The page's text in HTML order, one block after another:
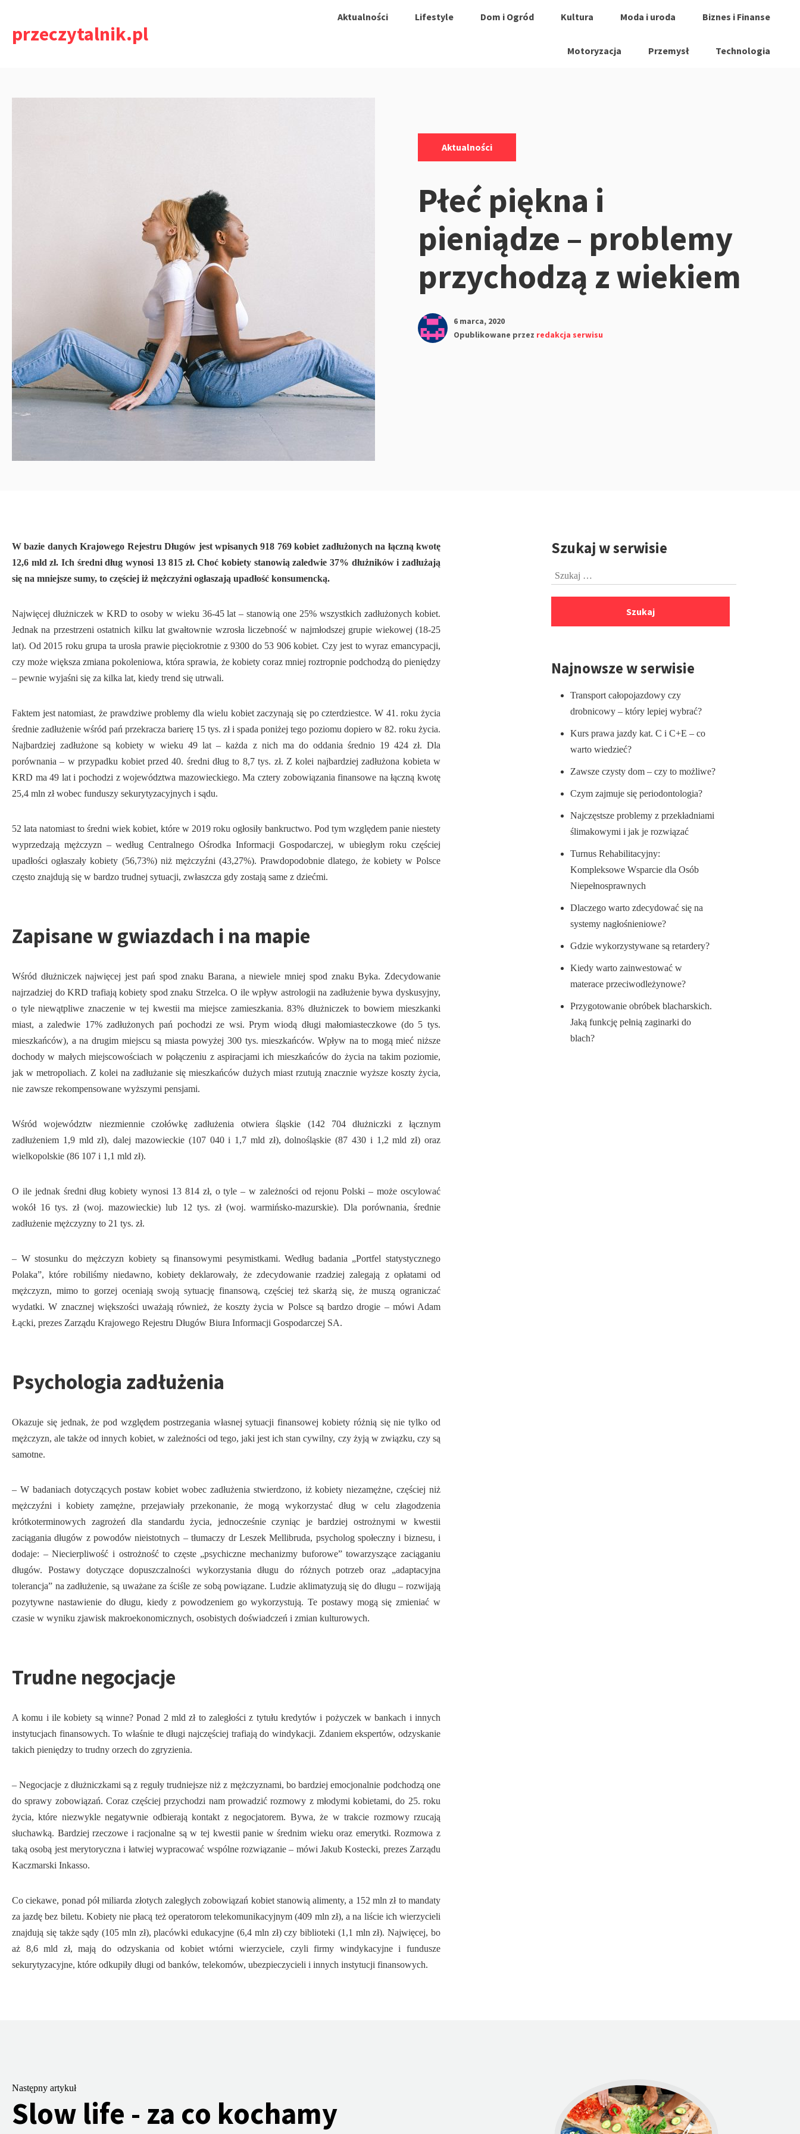
treściprzeczytalnik.pl
Aktualności Lifestyle Dom i Ogród Kultura Moda i uroda Biznes i Finanse
Motoryzacja Przemysł Technologia
Aktualności
Płeć piękna i
pieniądze – problemy
przychodzą z wiekiem
6 marca, 2020
Opublikowane przez redakcja serwisu
W bazie danych Krajowego Rejestru Długów jest wpisanych 918 769 kobiet zadłużonych na łączną kwotę
12,6 mld zł. Ich średni dług wynosi 13 815 zł. Choć kobiety stanowią zaledwie 37% dłużników i zadłużają
się na mniejsze sumy, to częściej iż mężczyźni ogłaszają upadłość konsumencką.
Najwięcej dłużniczek w KRD to osoby w wieku 36-45 lat – stanowią one 25% wszystkich zadłużonych kobiet.
Jednak na przestrzeni ostatnich kilku lat gwałtownie wzrosła liczebność w najmłodszej grupie wiekowej (18-25
lat). Od 2015 roku grupa ta urosła prawie pięciokrotnie z 9300 do 53 906 kobiet. Czy jest to wyraz emancypacji,
czy może większa zmiana pokoleniowa, która sprawia, że kobiety coraz mniej roztropnie podchodzą do pieniędzy
– pewnie wyjaśni się za kilka lat, kiedy trend się utrwali.
Faktem jest natomiast, że prawdziwe problemy dla wielu kobiet zaczynają się po czterdziestce. W 41. roku życia
średnie zadłużenie wśród pań przekracza barierę 15 tys. zł i spada poniżej tego poziomu dopiero w 82. roku życia.
Najbardziej zadłużone są kobiety w wieku 49 lat – każda z nich ma do oddania średnio 19 424 zł. Dla
porównania – w przypadku kobiet przed 40. średni dług to 8,7 tys. zł. Z kolei najbardziej zadłużona kobieta w
KRD ma 49 lat i pochodzi z województwa mazowieckiego. Ma cztery zobowiązania finansowe na łączną kwotę
25,4 mln zł wobec funduszy sekurytyzacyjnych i sądu.
52 lata natomiast to średni wiek kobiet, które w 2019 roku ogłosiły bankructwo. Pod tym względem panie niestety
wyprzedzają mężczyzn – według Centralnego Ośrodka Informacji Gospodarczej, w ubiegłym roku częściej
upadłości ogłaszały kobiety (56,73%) niż mężczyźni (43,27%). Prawdopodobnie dlatego, że kobiety w Polsce
często znajdują się w bardzo trudnej sytuacji, zwłaszcza gdy zostają same z dziećmi.
Zapisane w gwiazdach i na mapie
Wśród dłużniczek najwięcej jest pań spod znaku Barana, a niewiele mniej spod znaku Byka. Zdecydowanie
najrzadziej do KRD trafiają kobiety spod znaku Strzelca. O ile wpływ astrologii na zadłużenie bywa dyskusyjny,
o tyle niewątpliwe znaczenie w tej kwestii ma miejsce zamieszkania. 83% dłużniczek to bowiem mieszkanki
miast, a zaledwie 17% zadłużonych pań pochodzi ze wsi. Prym wiodą długi małomiasteczkowe (do 5 tys.
mieszkańców), a na drugim miejscu są miasta powyżej 300 tys. mieszkańców. Wpływ na to mogą mieć niższe
dochody w małych miejscowościach w połączeniu z aspiracjami ich mieszkańców do życia na takim poziomie,
jak w metropoliach. Z kolei na zadłużanie się mieszkańców dużych miast rzutują znacznie wyższe koszty życia,
nie zawsze rekompensowane wyższymi pensjami.
Wśród województw niezmiennie czołówkę zadłużenia otwiera śląskie (142 704 dłużniczki z łącznym
zadłużeniem 1,9 mld zł), dalej mazowieckie (107 040 i 1,7 mld zł), dolnośląskie (87 430 i 1,2 mld zł) oraz
wielkopolskie (86 107 i 1,1 mld zł).
O ile jednak średni dług kobiety wynosi 13 814 zł, o tyle – w zależności od rejonu Polski – może oscylować
wokół 16 tys. zł (woj. mazowieckie) lub 12 tys. zł (woj. warmińsko-mazurskie). Dla porównania, średnie
zadłużenie mężczyzny to 21 tys. zł.
– W stosunku do mężczyzn kobiety są finansowymi pesymistkami. Według badania „Portfel statystycznego
Polaka”, które robiliśmy niedawno, kobiety deklarowały, że zdecydowanie rzadziej zalegają z opłatami od
mężczyzn, mimo to gorzej oceniają swoją sytuację finansową, częściej też skarżą się, że muszą ograniczać
wydatki. W znacznej większości uważają również, że koszty życia w Polsce są bardzo drogie – mówi Adam
Łącki, prezes Zarządu Krajowego Rejestru Długów Biura Informacji Gospodarczej SA.
Psychologia zadłużenia
Okazuje się jednak, że pod względem postrzegania własnej sytuacji finansowej kobiety różnią się nie tylko od
mężczyzn, ale także od innych kobiet, w zależności od tego, jaki jest ich stan cywilny, czy żyją w związku, czy są
samotne.
– W badaniach dotyczących postaw kobiet wobec zadłużenia stwierdzono, iż kobiety niezamężne, częściej niż
mężczyźni i kobiety zamężne, przejawiały przekonanie, że mogą wykorzystać dług w celu złagodzenia
krótkoterminowych zagrożeń dla standardu życia, jednocześnie czyniąc je bardziej ostrożnymi w kwestii
zaciągania długów z powodów nieistotnych – tłumaczy dr Leszek Mellibruda, psycholog społeczny i biznesu, i
dodaje: – Niecierpliwość i ostrożność to częste „psychiczne mechanizmy buforowe” towarzyszące zaciąganiu
długów. Postawy dotyczące dopuszczalności wykorzystania długu do różnych potrzeb oraz „adaptacyjna
tolerancja” na zadłużenie, są uważane za ściśle ze sobą powiązane. Ludzie aklimatyzują się do długu – rozwijają
pozytywne nastawienie do długu, kiedy z powodzeniem go wykorzystują. Te postawy mogą się zmieniać w
czasie w wyniku zjawisk makroekonomicznych, osobistych doświadczeń i zmian kulturowych.
Trudne negocjacje
A komu i ile kobiety są winne? Ponad 2 mld zł to zaległości z tytułu kredytów i pożyczek w bankach i innych
instytucjach finansowych. To właśnie te długi najczęściej trafiają do windykacji. Zdaniem ekspertów, odzyskanie
takich pieniędzy to trudny orzech do zgryzienia.
– Negocjacje z dłużniczkami są z reguły trudniejsze niż z mężczyznami, bo bardziej emocjonalnie podchodzą one
do sprawy zobowiązań. Coraz częściej przychodzi nam prowadzić rozmowy z młodymi kobietami, do 25. roku
życia, które niezwykle negatywnie odbierają kontakt z negocjatorem. Bywa, że w trakcie rozmowy rzucają
słuchawką. Bardziej rzeczowe i racjonalne są w tej kwestii panie w średnim wieku oraz emerytki. Rozmowa z
taką osobą jest merytoryczna i łatwiej wypracować wspólne rozwiązanie – mówi Jakub Kostecki, prezes Zarządu
Kaczmarski Inkasso.
Co ciekawe, ponad pół miliarda złotych zaległych zobowiązań kobiet stanowią alimenty, a 152 mln zł to mandaty
za jazdę bez biletu. Kobiety nie płacą też operatorom telekomunikacyjnym (409 mln zł), a na liście ich wierzycieli
znajdują się także sądy (105 mln zł), placówki edukacyjne (6,4 mln zł) czy biblioteki (1,1 mln zł). Najwięcej, bo
aż 8,6 mld zł, mają do odzyskania od kobiet wtórni wierzyciele, czyli firmy windykacyjne i fundusze
sekurytyzacyjne, które odkupiły długi od banków, telekomów, ubezpieczycieli i innych instytucji finansowych.
PrzejdźSzukaj w serwisie
Szukaj:
Najnowsze w serwisie
Transport całopojazdowy czy
drobnicowy – który lepiej wybrać?
Kurs prawa jazdy kat. C i C+E – co
warto wiedzieć?
Zawsze czysty dom – czy to możliwe?
Czym zajmuje się periodontologia?
Najczęstsze problemy z przekładniami
ślimakowymi i jak je rozwiązać
Turnus Rehabilitacyjny:
Kompleksowe Wsparcie dla Osób
Niepełnosprawnych
Dlaczego warto zdecydować się na
systemy nagłośnieniowe?
Gdzie wykorzystywane są retardery?
Kiedy warto zainwestować w
materace przeciwodleżynowe?
Przygotowanie obróbek blacharskich.
Jaką funkcję pełnią zaginarki do
blach?
Następny artykuł
Slow life - za co kochamy